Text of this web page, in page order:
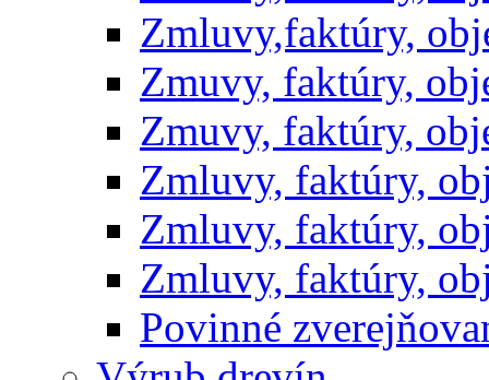
Zmluvy,faktúry,
Zmuvy, faktúry,
Zmuvy, faktúry,
Zmluvy, faktúry,
Zmluvy, faktúry,
Zmluvy, faktúry,
Povinné